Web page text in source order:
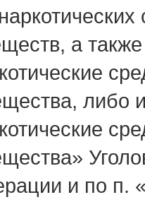
а
либо
и по п.